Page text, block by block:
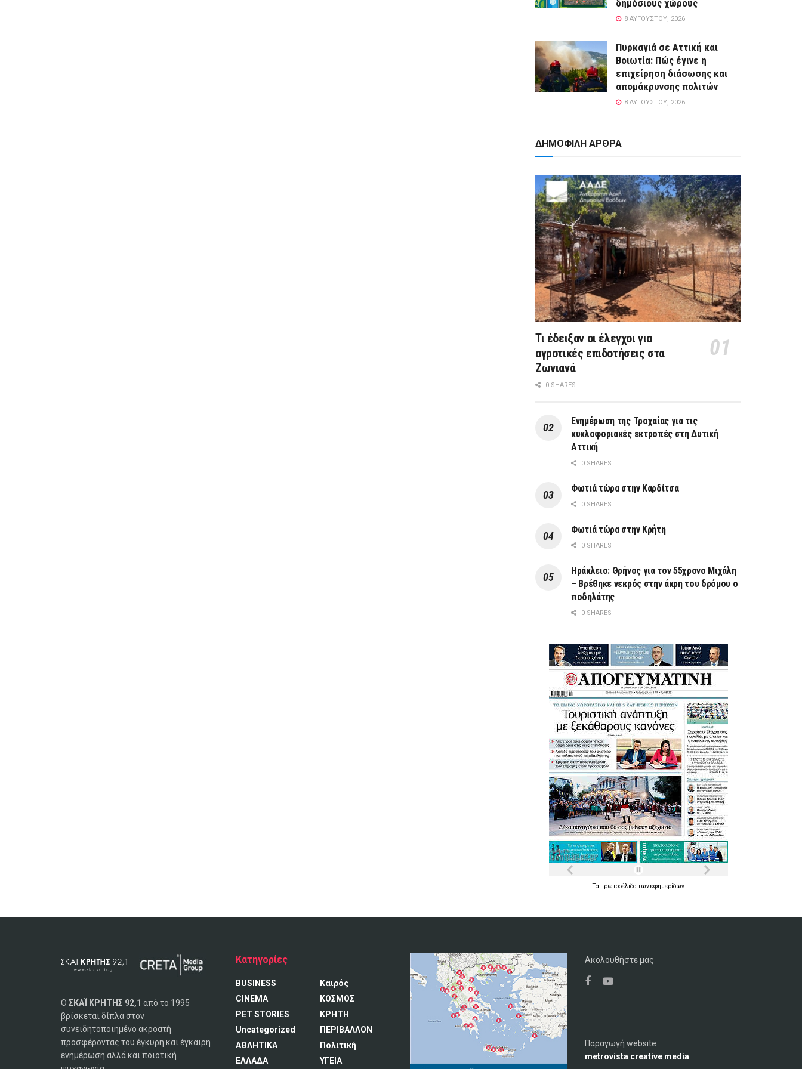
δημόσιους χώρους
8 ΑΥΓΟΎΣΤΟΥ, 2026
Πυρκαγιά σε Αττική και
Βοιωτία: Πώς έγινε η
επιχείρηση διάσωσης και
απομάκρυνσης πολιτών
8 ΑΥΓΟΎΣΤΟΥ, 2026
ΔΗΜΟΦΙΛΗ ΑΡΘΡΑ
Τι έδειξαν οι έλεγχοι για
αγροτικές επιδοτήσεις στα
Ζωνιανά
0 SHARES
Ενημέρωση της Τροχαίας για τις
κυκλοφοριακές εκτροπές στη Δυτική
Αττική
0 SHARES
Φωτιά τώρα στην Καρδίτσα
0 SHARES
Φωτιά τώρα στην Κρήτη
0 SHARES
Ηράκλειο: Θρήνος για τον 55χρονο Μιχάλη
– Βρέθηκε νεκρός στην άκρη του δρόμου ο
ποδηλάτης
0 SHARES
Τα πρωτοσέλιδα τωνεφημερίδων
Ο ΣΚΑΪ ΚΡΗΤΗΣ 92,1 από το 1995
βρίσκεται δίπλα στον
συνειδητοποιημένο ακροατή
προσφέροντας του έγκυρη και έγκαιρη
ενημέρωση αλλά και ποιοτική
Κατηγορίες
BUSINESS
CINEMA
PET STORIES
Uncategorized
ΑΘΛΗΤΙΚΑ
ΕΛΛΑΔΑ
Καιρός
ΚΟΣΜΟΣ
ΚΡΗΤΗ
ΠΕΡΙΒΑΛΛΟΝ
Πολιτική
ΥΓΕΙΑ
Ακολουθήστε μας
Παραγωγή website
metrovista creative media